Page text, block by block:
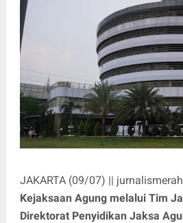
JAKARTA (09/07) ||
Kejaksaan Agung melalui Tim
Direktorat Penyidikan Jaksa